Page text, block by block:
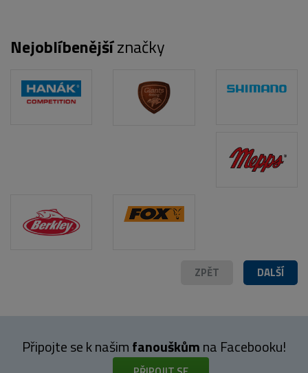
Nejoblíbenějšíznačky
DALŠÍ
ZPĚT
Připojte se k našimfanouškůmna Facebooku!